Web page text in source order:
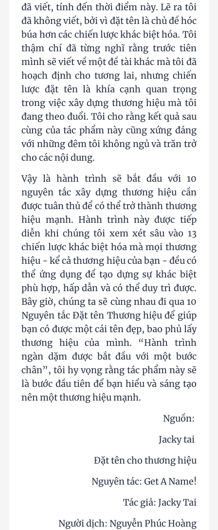
đã viết, tính đến thời điểm này. Lẽ ra tôi
đã không viết, bởi vì đặt tên là chủ đề hóc
búa hơn các chiến lược khác biệt hóa. Tôi
thậm chí đã từng nghĩ rằng trước tiên
mình sẽ viết về một đề tài khác mà tôi đã
hoạch định cho tương lai, nhưng chiến
lược đặt tên là khía cạnh quan trọng
trong việc xây dựng thương hiệu mà tôi
đang theo đuổi. Tôi cho rằng kết quả sau
cùng của tác phẩm này cũng xứng đáng
với những đêm tôi không ngủ và trăn trở
cho các nội dung.
Vậy là hành trình sẽ bắt đầu với 10
nguyên tắc xây dựng thương hiệu cần
được tuân thủ để có thể trở thành thương
hiệu mạnh. Hành trình này được tiếp
diễn khi chúng tôi xem xét sâu vào 13
chiến lược khác biệt hóa mà mọi thương
hiệu - kể cả thương hiệu của bạn - đều có
thể ứng dụng để tạo dựng sự khác biệt
phù hợp, hấp dẫn và có thể duy trì được.
Bây giờ, chúng ta sẽ cùng nhau đi qua 10
Nguyên tắc Đặt tên Thương hiệu để giúp
bạn có được một cái tên đẹp, bao phủ lấy
thương hiệu của mình. “Hành trình
ngàn dặm được bắt đầu với một bước
chân”, tôi hy vọng rằng tác phẩm này sẽ
là bước đầu tiên để bạn hiểu và sáng tạo
nên một thương hiệu mạnh.
Nguồn:
Jacky tai
Đặt tên cho thương hiệu
Nguyên tác: Get A Name!
Tác giả: Jacky Tai
Người dịch: Nguyễn Phúc Hoàng